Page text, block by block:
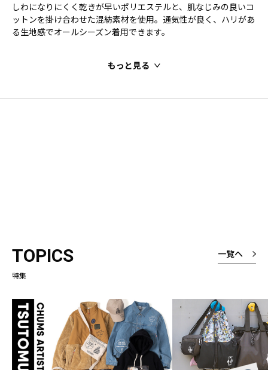
しわになりにくく乾きが早いポリエステルと、肌なじみの良いコ
ットンを掛け合わせた混紡素材を使用。通気性が良く、ハリがあ
る生地感でオールシーズン着用できます。
もっと見る
TOPICS
特集
一覧へ